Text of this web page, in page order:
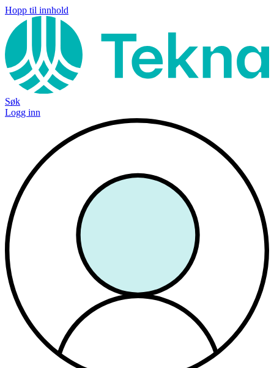
Hopp til innhold
Søk
Logg inn